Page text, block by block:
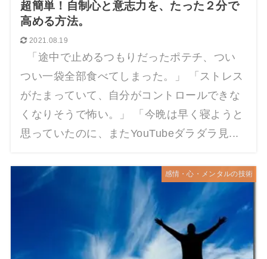
超簡単！自制心と意志力を、たった２分で
高める方法。
2021.08.19
「途中で止めるつもりだったポテチ、つい
つい一袋全部食べてしまった。」 「ストレス
がたまっていて、自分がコントロールできな
くなりそうで怖い。」 「今晩は早く寝ようと
思っていたのに、またYouTubeダラダラ見...
感情・心・メンタルの技術